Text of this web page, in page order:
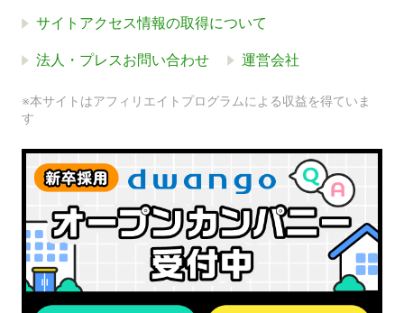
サイトアクセス情報の取得について
法人・プレスお問い合わせ 運営会社
※本サイトはアフィリエイトプログラムによる収益を得ていま
す